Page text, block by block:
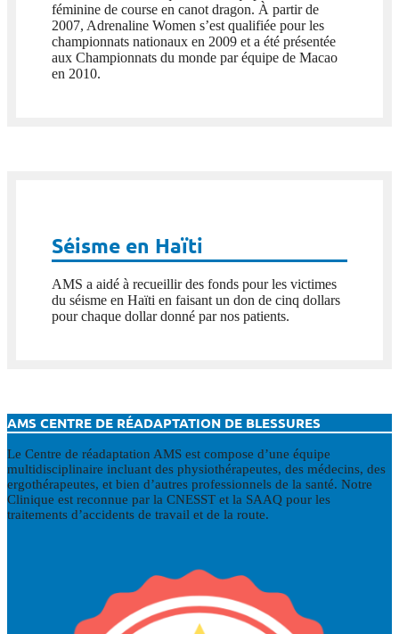
féminine de course en canot dragon. À partir de
2007, Adrenaline Women s’est qualifiée pour les
championnats nationaux en 2009 et a été présentée
aux Championnats du monde par équipe de Macao
en 2010.
Séisme en Haïti
AMS a aidé à recueillir des fonds pour les victimes
du séisme en Haïti en faisant un don de cinq dollars
pour chaque dollar donné par nos patients.
AMS CENTRE DE RÉADAPTATION DE BLESSURES
Le Centre de réadaptation AMS est compose d’une équipe
multidisciplinaire incluant des physiothérapeutes, des médecins, des
ergothérapeutes, et bien d’autres professionnels de la santé. Notre
Clinique est reconnue par la CNESST et la SAAQ pour les
traitements d’accidents de travail et de la route.